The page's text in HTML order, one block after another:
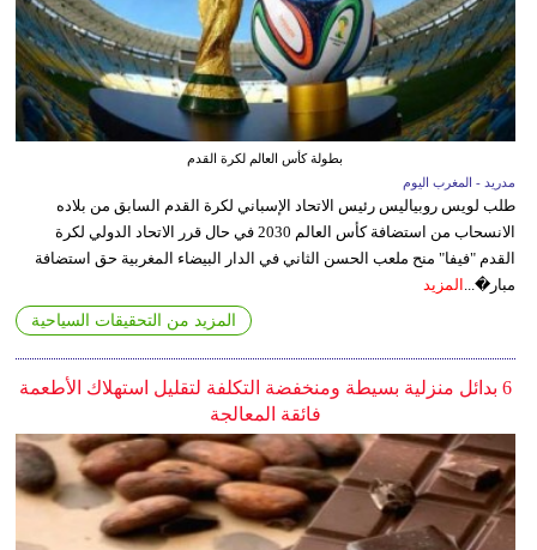
بطولة كأس العالم لكرة القدم
مدريد - المغرب اليوم
طلب لويس روبياليس رئيس الاتحاد الإسباني لكرة القدم السابق من بلاده
الانسحاب من استضافة كأس العالم 2030 في حال قرر الاتحاد الدولي لكرة
القدم "فيفا" منح ملعب الحسن الثاني في الدار البيضاء المغربية حق استضافة
مبار�... المزيد
المزيد من التحقيقات السياحية
6 بدائل منزلية بسيطة ومنخفضة التكلفة لتقليل استهلاك الأطعمة
فائقة المعالجة